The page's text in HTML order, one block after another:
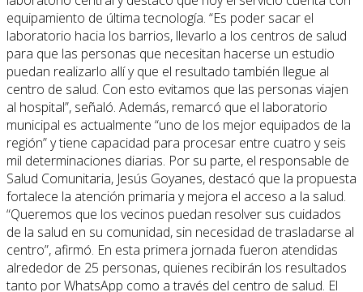
equipamiento de última tecnología. “Es poder sacar el
laboratorio hacia los barrios, llevarlo a los centros de salud
para que las personas que necesitan hacerse un estudio
puedan realizarlo allí y que el resultado también llegue al
centro de salud. Con esto evitamos que las personas viajen
al hospital”, señaló. Además, remarcó que el laboratorio
municipal es actualmente “uno de los mejor equipados de la
región” y tiene capacidad para procesar entre cuatro y seis
mil determinaciones diarias. Por su parte, el responsable de
Salud Comunitaria, Jesús Goyanes, destacó que la propuesta
fortalece la atención primaria y mejora el acceso a la salud.
“Queremos que los vecinos puedan resolver sus cuidados
de la salud en su comunidad, sin necesidad de trasladarse al
centro”, afirmó. En esta primera jornada fueron atendidas
alrededor de 25 personas, quienes recibirán los resultados
tanto por WhatsApp como a través del centro de salud. El